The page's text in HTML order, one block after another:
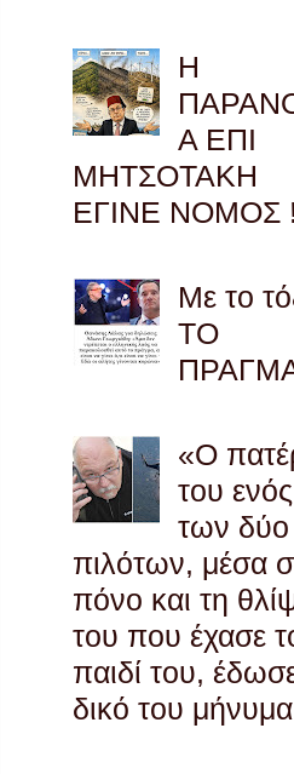
Η
Α ΕΠΙ
ΜΗΤΣΟΤΑΚΗ
ΕΓΙΝΕ ΝΟΜΟΣ
Με το
ΤΟ
«Ο
του
των δύο
πιλότων, μέσα
πόνο και τη
του που έχασε
παιδί του,
δικό του μήνυμα